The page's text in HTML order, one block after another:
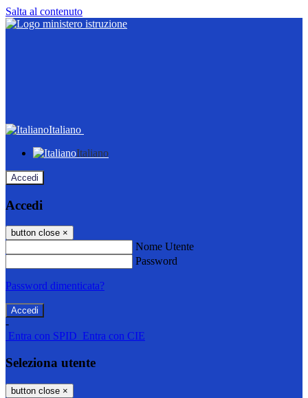
Salta al contenuto
Italiano
Italiano
Accedi
Accedi
button close ×
Nome Utente
Password
Password dimenticata?
-
Entra con SPID Entra con CIE
Seleziona utente
button close ×